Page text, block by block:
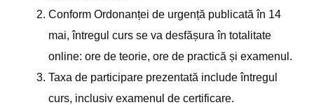
Conform Ordonanței de urgență publicată în 14
mai, întregul curs se va desfășura în totalitate
online: ore de teorie, ore de practică și examenul.
Taxa de participare prezentată include întregul
curs, inclusiv examenul de certificare.